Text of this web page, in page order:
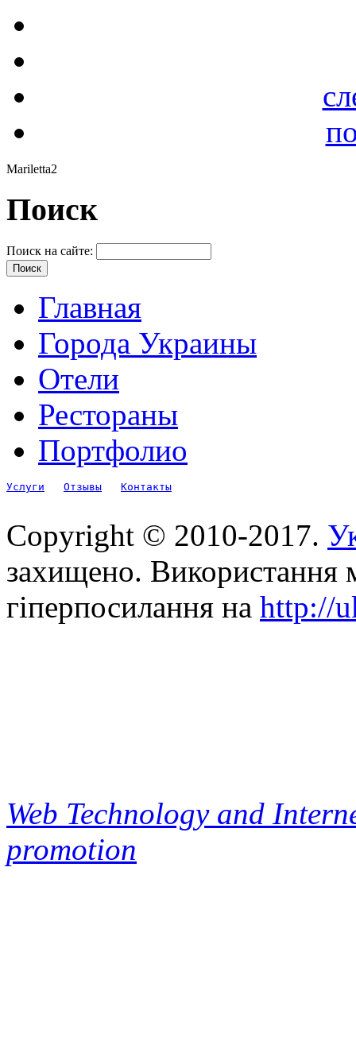
Mariletta2
Поиск
Поиск на сайте:
Главная
Города Украины
Отели
Рестораны
Портфолио
Услуги Отзывы Контакты
Copyright © 2010-2017.
захищено. Використання
гіперпосилання на http://
Web Technology and
promotion